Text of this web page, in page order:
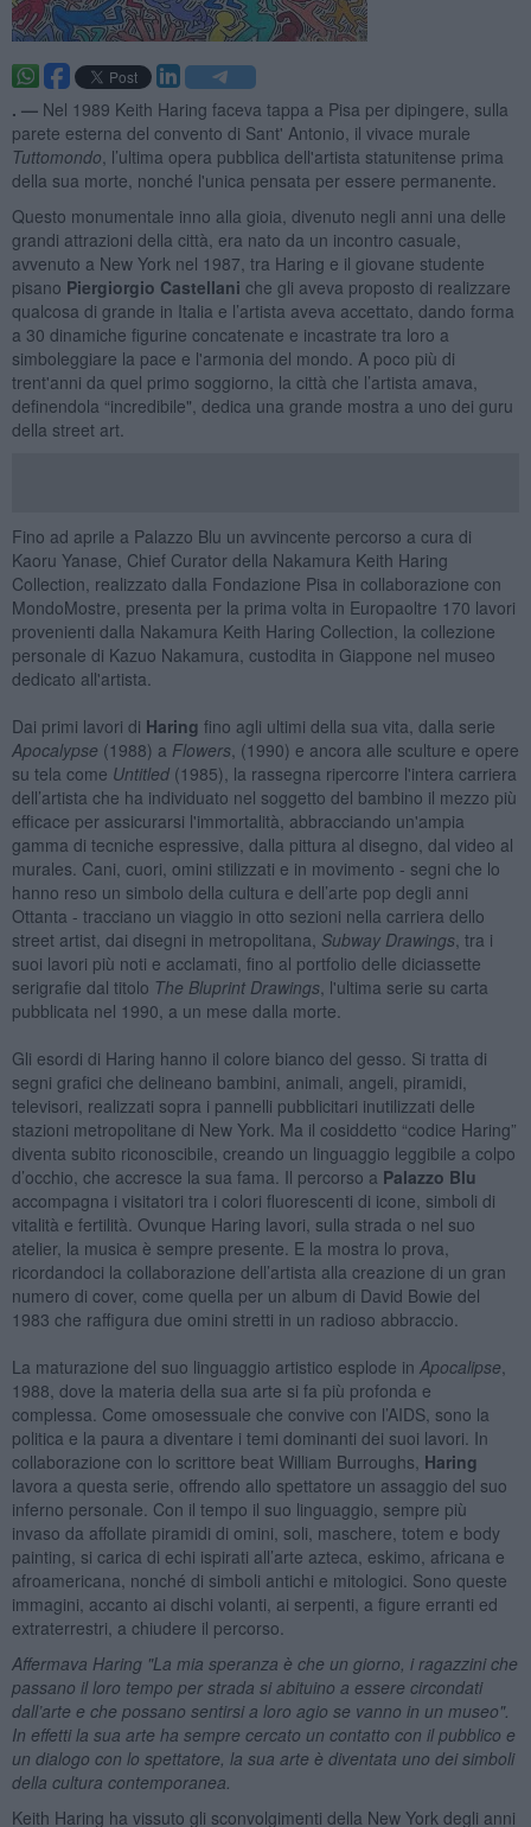
. — Nel 1989 Keith Haring faceva tappa a Pisa per dipingere, sulla
parete esterna del convento di Sant' Antonio, il vivace murale
Tuttomondo , l’ultima opera pubblica dell'artista statunitense prima
della sua morte, nonché l'unica pensata per essere permanente.
Questo monumentale inno alla gioia, divenuto negli anni una delle
grandi attrazioni della città, era nato da un incontro casuale,
avvenuto a New York nel 1987, tra Haring e il giovane studente
pisano Piergiorgio Castellani che gli aveva proposto di realizzare
qualcosa di grande in Italia e l’artista aveva accettato, dando forma
a 30 dinamiche figurine concatenate e incastrate tra loro a
simboleggiare la pace e l'armonia del mondo. A poco più di
trent'anni da quel primo soggiorno, la città che l’artista amava,
definendola “incredibile", dedica una grande mostra a uno dei guru
della street art.
Fino ad aprile a Palazzo Blu un avvincente percorso a cura di
Kaoru Yanase, Chief Curator della Nakamura Keith Haring
Collection, realizzato dalla Fondazione Pisa in collaborazione con
MondoMostre, presenta per la prima volta in Europaoltre 170 lavori
provenienti dalla Nakamura Keith Haring Collection, la collezione
personale di Kazuo Nakamura, custodita in Giappone nel museo
dedicato all'artista.
Dai primi lavori di Haring fino agli ultimi della sua vita, dalla serie
Apocalypse (1988) a Flowers, (1990) e ancora alle sculture e opere
su tela come Untitled(1985), la rassegna ripercorre l'intera carriera
dell’artista che ha individuato nel soggetto del bambino il mezzo più
efficace per assicurarsi l'immortalità, abbracciando un'ampia
gamma di tecniche espressive, dalla pittura al disegno, dal video al
murales. Cani, cuori, omini stilizzati e in movimento - segni che lo
hanno reso un simbolo della cultura e dell’arte pop degli anni
Ottanta - tracciano un viaggio in otto sezioni nella carriera dello
street artist, dai disegni in metropolitana, Subway Drawings, tra i
suoi lavori più noti e acclamati, fino al portfolio delle diciassette
serigrafie dal titolo The Bluprint Drawings, l'ultima serie su carta
pubblicata nel 1990, a un mese dalla morte.
Gli esordi di Haring hanno il colore bianco del gesso. Si tratta di
segni grafici che delineano bambini, animali, angeli, piramidi,
televisori, realizzati sopra i pannelli pubblicitari inutilizzati delle
stazioni metropolitane di New York. Ma il cosiddetto “codice Haring”
diventa subito riconoscibile, creando un linguaggio leggibile a colpo
d’occhio, che accresce la sua fama. Il percorso a Palazzo Blu
accompagna i visitatori tra i colori fluorescenti di icone, simboli di
vitalità e fertilità. Ovunque Haring lavori, sulla strada o nel suo
atelier, la musica è sempre presente. E la mostra lo prova,
ricordandoci la collaborazione dell’artista alla creazione di un gran
numero di cover, come quella per un album di David Bowie del
1983 che raffigura due omini stretti in un radioso abbraccio.
La maturazione del suo linguaggio artistico esplode in Apocalipse
1988, dove la materia della sua arte si fa più profonda e
complessa. Come omosessuale che convive con l’AIDS, sono la
politica e la paura a diventare i temi dominanti dei suoi lavori. In
collaborazione con lo scrittore beat William Burroughs, Haring
lavora a questa serie, offrendo allo spettatore un assaggio del suo
inferno personale. Con il tempo il suo linguaggio, sempre più
invaso da affollate piramidi di omini, soli, maschere, totem e body
painting, si carica di echi ispirati all’arte azteca, eskimo, africana e
afroamericana, nonché di simboli antichi e mitologici. Sono queste
immagini, accanto ai dischi volanti, ai serpenti, a figure erranti ed
extraterrestri, a chiudere il percorso.
Affermava Haring "La mia speranza è che un giorno, i ragazzini che
passano il loro tempo per strada si abituino a essere circondati
dall’arte e che possano sentirsi a loro agio se vanno in un museo".
In effetti la sua arte ha sempre cercato un contatto con il pubblico e
un dialogo con lo spettatore, la sua arte è diventata uno dei simboli
della cultura contemporanea.
Keith Haring ha vissuto gli sconvolgimenti della New York degli anni